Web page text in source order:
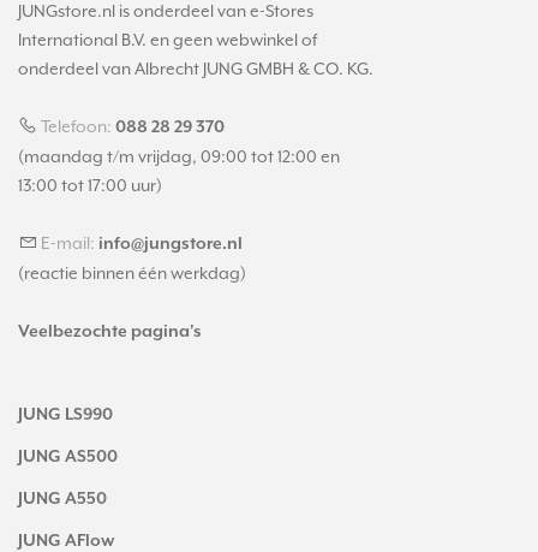
JUNGstore.nl is onderdeel van e-Stores
International B.V. en geen webwinkel of
onderdeel van Albrecht JUNG GMBH & CO. KG.
Telefoon: 088 28 29 370
(maandag t/m vrijdag, 09:00 tot 12:00 en
13:00 tot 17:00 uur)
E-mail: info@jungstore.nl
(reactie binnen één werkdag)
Veelbezochte pagina's
JUNG LS990
JUNG AS500
JUNG A550
JUNG AFlow